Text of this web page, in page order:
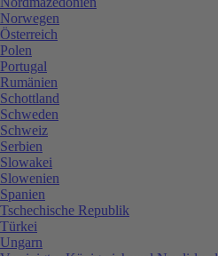
Norwegen
Österreich
Polen
Portugal
Rumänien
Schottland
Schweden
Schweiz
Serbien
Slowakei
Slowenien
Spanien
Tschechische Republik
Türkei
Ungarn